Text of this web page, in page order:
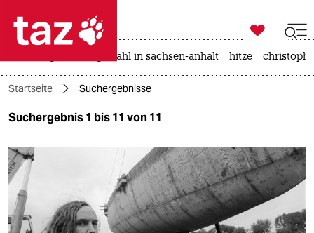
 taz zahl ich
taz zahl ich
themen
politik
öko
gesellschaft

taz zahl ich
landtagswahl in sachsen-anhalt hitze
Startseite Suchergebnisse
Suchergebnis 1 bis 11 von 11